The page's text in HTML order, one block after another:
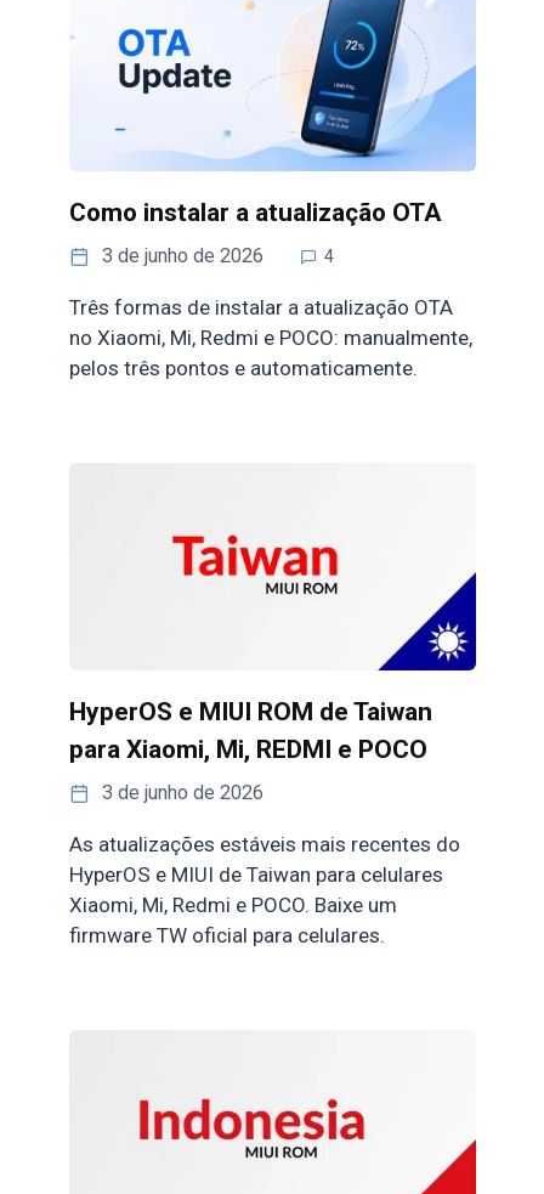
Como instalar a atualização OTA
3 de junho de 2026 4
Três formas de instalar a atualização OTA
no Xiaomi, Mi, Redmi e POCO: manualmente,
pelos três pontos e automaticamente.
HyperOS e MIUI ROM de Taiwan
para Xiaomi, Mi, REDMI e POCO
3 de junho de 2026
As atualizações estáveis mais recentes do
HyperOS e MIUI de Taiwan para celulares
Xiaomi, Mi, Redmi e POCO. Baixe um
firmware TW oficial para celulares.